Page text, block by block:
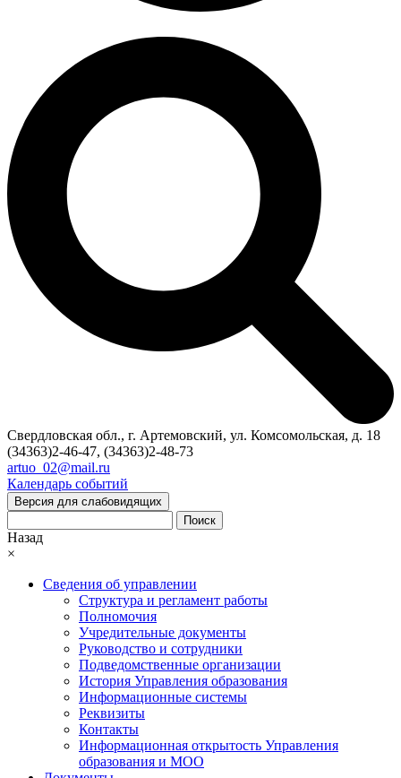
Свердловская обл., г. Артемовский, ул. Комсомольская, д. 18
(34363)2-46-47, (34363)2-48-73
artuo_02@mail.ru
Календарь событий
Версия для слабовидящих
Поиск
Назад
×
Сведения об управлении
Структура и регламент работы
Полномочия
Учредительные документы
Руководство и сотрудники
Подведомственные организации
История Управления образования
Информационные системы
Реквизиты
Контакты
Информационная открытость Управления
образования и МОО